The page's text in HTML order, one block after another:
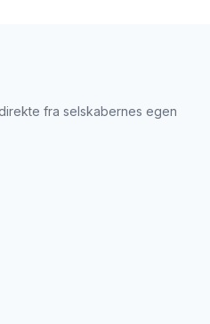
fra selskabernes egen